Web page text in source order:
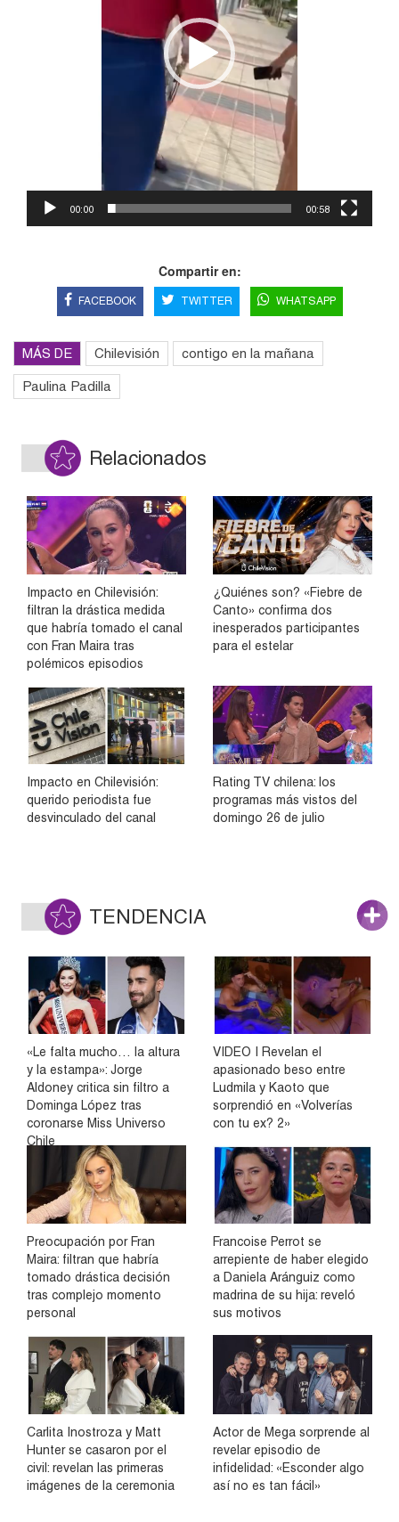
00:00 00:58
Compartir en:
FACEBOOK TWITTER WHATSAPP
MÁS DE Chilevisión contigo en la mañana
Paulina Padilla
Relacionados
Impacto en Chilevisión:
filtran la drástica medida
que habría tomado el canal
con Fran Maira tras
polémicos episodios
¿Quiénes son? «Fiebre de
Canto» confirma dos
inesperados participantes
para el estelar
Impacto en Chilevisión:
querido periodista fue
desvinculado del canal
Rating TV chilena: los
programas más vistos del
domingo 26 de julio
TENDENCIA
«Le falta mucho… la altura
y la estampa»: Jorge
Aldoney critica sin filtro a
Dominga López tras
coronarse Miss Universo
Chile
VIDEO | Revelan el
apasionado beso entre
Ludmila y Kaoto que
sorprendió en «Volverías
con tu ex? 2»
Preocupación por Fran
Maira: filtran que habría
tomado drástica decisión
tras complejo momento
personal
Francoise Perrot se
arrepiente de haber elegido
a Daniela Aránguiz como
madrina de su hija: reveló
sus motivos
Carlita Inostroza y Matt
Hunter se casaron por el
civil: revelan las primeras
imágenes de la ceremonia
Actor de Mega sorprende al
revelar episodio de
infidelidad: «Esconder algo
así no es tan fácil»